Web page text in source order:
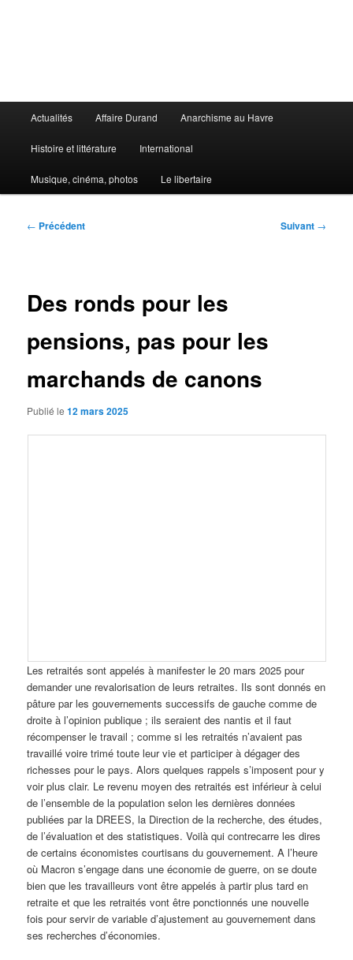
principal
Actualités Affaire Durand Anarchisme au Havre
Histoire et littérature International
Musique, cinéma, photos Le libertaire
Navigation
← Précédent Suivant →
Des ronds pour les
pensions, pas pour les
marchands de canons
Publié le12 mars 2025
Les retraités sont appelés à manifester le 20 mars 2025 pour
demander une revalorisation de leurs retraites. Ils sont donnés en
pâture par les gouvernements successifs de gauche comme de
droite à l’opinion publique ; ils seraient des nantis et il faut
récompenser le travail ; comme si les retraités n’avaient pas
travaillé voire trimé toute leur vie et participer à dégager des
richesses pour le pays. Alors quelques rappels s’imposent pour y
voir plus clair. Le revenu moyen des retraités est inférieur à celui
de l’ensemble de la population selon les dernières données
publiées par la DREES, la Direction de la recherche, des études,
de l’évaluation et des statistiques. Voilà qui contrecarre les dires
de certains économistes courtisans du gouvernement. A l’heure
où Macron s’engage dans une économie de guerre, on se doute
bien que les travailleurs vont être appelés à partir plus tard en
retraite et que les retraités vont être ponctionnés une nouvelle
fois pour servir de variable d’ajustement au gouvernement dans
ses recherches d’économies.